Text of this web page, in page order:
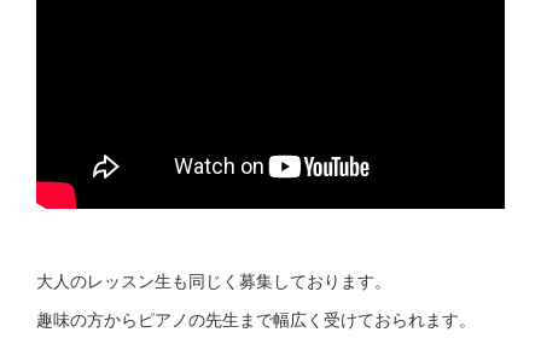
大人のレッスン生も同じく募集しております。
趣味の方からピアノの先生まで幅広く受けておられます。